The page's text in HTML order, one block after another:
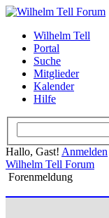
Wilhelm Tell
Portal
Suche
Mitglieder
Kalender
Hilfe
Hallo, Gast! Anmelden
Wilhelm Tell Forum
Forenmeldung